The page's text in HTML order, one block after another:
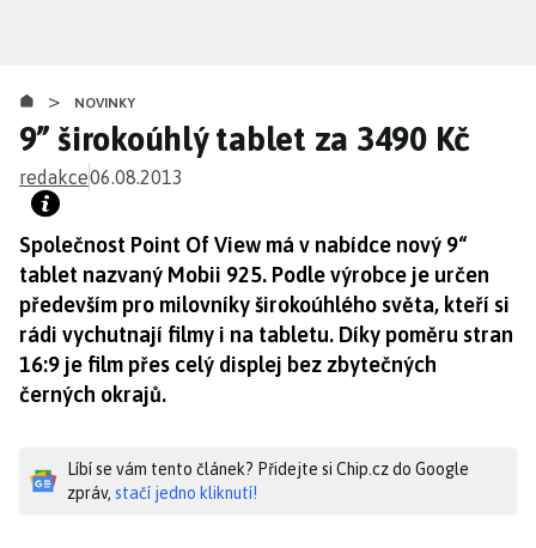
obsahu
> NOVINKY
9” širokoúhlý tablet za 3490 Kč
redakce06.08.2013
Společnost Point Of View má v nabídce nový 9“
tablet nazvaný Mobii 925. Podle výrobce je určen
především pro milovníky širokoúhlého světa, kteří si
rádi vychutnají filmy i na tabletu. Díky poměru stran
16:9 je film přes celý displej bez zbytečných
černých okrajů.
Líbí se vám tento článek? Přidejte si Chip.cz do Google
zpráv, stačí jedno kliknutí!